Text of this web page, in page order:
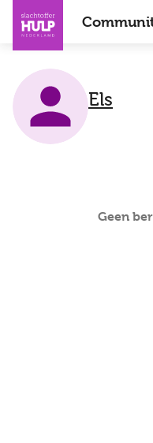
Overslaan
naar
inhoud
gaan
Els
Geen